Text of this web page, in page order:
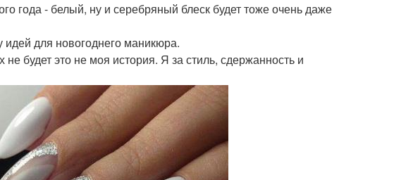
года - белый, ну и серебряный блеск будет тоже очень даже
для новогоднего маникюра.
будет это не моя история. Я за стиль, сдержанность и